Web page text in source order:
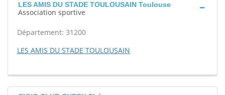
LES AMIS DU STADE TOULOUSAIN Toulouse
Association sportive
Département: 31200
LES AMIS DU STADE TOULOUSAIN